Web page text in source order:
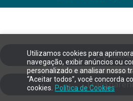
Utilizamos cookies para
navegação, exibir anúncios ou
personalizado e analisar nosso
“Aceitar todos”, você concorda
cookies.
Política de Cookies
Ouvidoria